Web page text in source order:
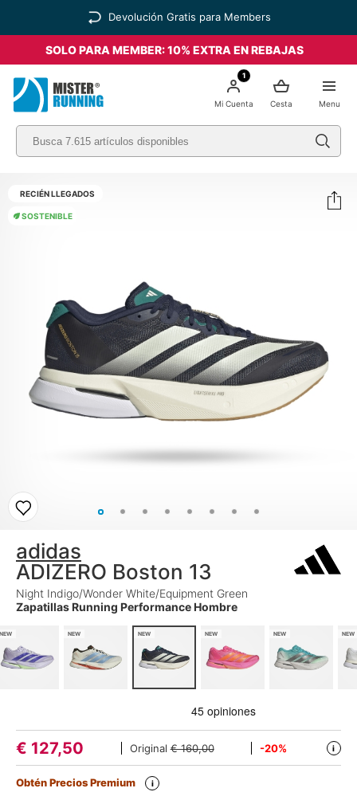
SOLO PARA MEMBER: 10% EXTRA EN REBAJAS
Menu
Cesta
1
Mi Cuenta
RECIÉN LLEGADOS
SOSTENIBLE
adidas
ADIZERO Boston 13
Night Indigo/Wonder White/Equipment Green
Zapatillas Running Performance Hombre
NEW NEW NEW NEW NEW NEW
€ 127,50 Original€ 160,00 -20% i
Obtén Precios Premium i